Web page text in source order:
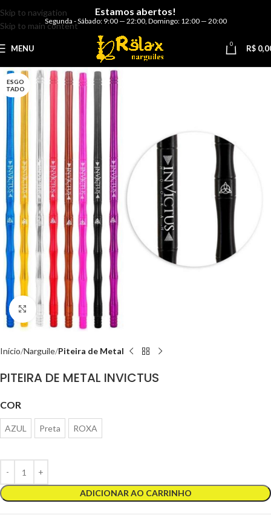
Skip to navigation
Skip to main content
Estamos abertos!
Segunda - Sábado: 9:00 — 22:00, Domingo: 12:00 — 20:00
MENU 0 R$
ESGO
TADO
Clique para ampliar
Início Narguile Piteira de Metal
PITEIRA DE METAL INVICTUS
COR
AZUL Preta ROXA
ADICIONAR AO CARRINHO